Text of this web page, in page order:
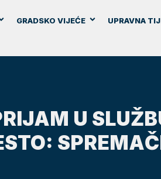
GRADSKO VIJEĆE UPRAVNA
U